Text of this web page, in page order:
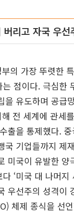
리고 자국 우선
의 가장 뚜렷한
점이다. 극심한
을 유도하며 공급
전 세계에 관세
출을 통제했다.
국 기업들까지 제
미국이 유발한 양
‘미국 대 나머지
우선주의 성격이
체제 종식을 선